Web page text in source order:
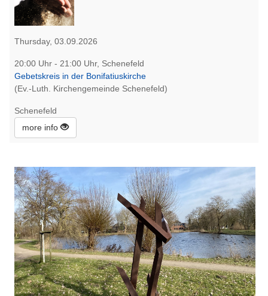
Thursday, 03.09.2026
20:00 Uhr - 21:00 Uhr, Schenefeld
Gebetskreis in der Bonifatiuskirche
(Ev.-Luth. Kirchengemeinde Schenefeld)
Schenefeld
more info